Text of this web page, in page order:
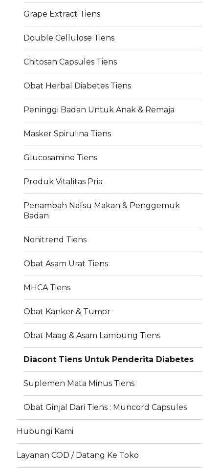
Grape Extract Tiens
Double Cellulose Tiens
Chitosan Capsules Tiens
Obat Herbal Diabetes Tiens
Peninggi Badan Untuk Anak & Remaja
Masker Spirulina Tiens
Glucosamine Tiens
Produk Vitalitas Pria
Penambah Nafsu Makan & Penggemuk
Badan
Nonitrend Tiens
Obat Asam Urat Tiens
MHCA Tiens
Obat Kanker & Tumor
Obat Maag & Asam Lambung Tiens
Diacont Tiens Untuk Penderita Diabetes
Suplemen Mata Minus Tiens
Obat Ginjal Dari Tiens : Muncord Capsules
Hubungi Kami
Layanan COD / Datang Ke Toko